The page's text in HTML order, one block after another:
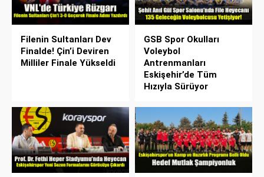
Filenin Sultanları Dev
Finalde! Çin’i Deviren
Milliler Finale Yükseldi
GSB Spor Okulları
Voleybol
Antrenmanları
Eskişehir’de Tüm
Hızıyla Sürüyor